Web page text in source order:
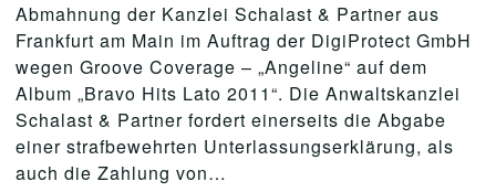
Abmahnung der Kanzlei Schalast & Partner aus
Frankfurt am Main im Auftrag der DigiProtect GmbH
wegen Groove Coverage – „Angeline“ auf dem
Album „Bravo Hits Lato 2011“. Die Anwaltskanzlei
Schalast & Partner fordert einerseits die Abgabe
einer strafbewehrten Unterlassungserklärung, als
auch die Zahlung von…